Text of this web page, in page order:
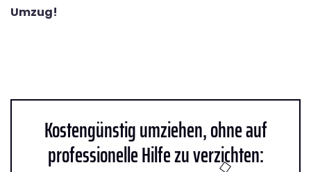
Umzug!
Kostengünstig umziehen, ohne auf
professionelle Hilfe zu verzichten: